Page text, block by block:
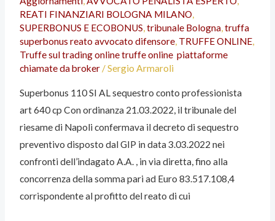
REATI FINANZIARI BOLOGNA MILANO,
SUPERBONUS E ECOBONUS,tribunale Bologna,truffa
superbonus reato avvocato difensore, TRUFFE ONLINE,
Truffe sul trading online truffe online piattaforme
chiamate da broker/Sergio Armaroli
Superbonus 110 SI AL sequestro conto professionista
art 640 cp Con ordinanza 21.03.2022, il tribunale del
riesame di Napoli confermava il decreto di sequestro
preventivo disposto dal GIP in data 3.03.2022 nei
confronti dell’indagato A.A. , in via diretta, fino alla
concorrenza della somma pari ad Euro 83.517.108,4
corrispondente al profitto del reato di cui
conto
professionista
art
640
cp